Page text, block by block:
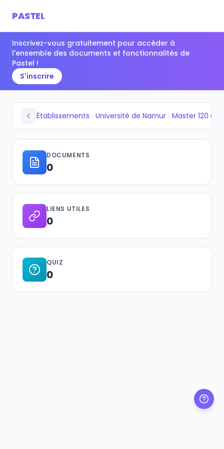
PASTEL
Inscrivez-vous gratuitement pour accéder à
l'ensemble des documents et fonctionnalités de
Pastel !
S'inscrire
Établissements Université de Namur
DOCUMENTS
0
LIENS UTILES
0
QUIZ
0